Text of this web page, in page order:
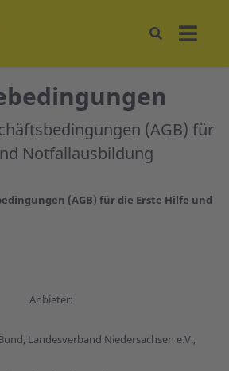
(AGB) für
Notfallausbildung
(AGB) für die Erste Hilfe und
Anbieter:
Landesverband Niedersachsen e.V.,